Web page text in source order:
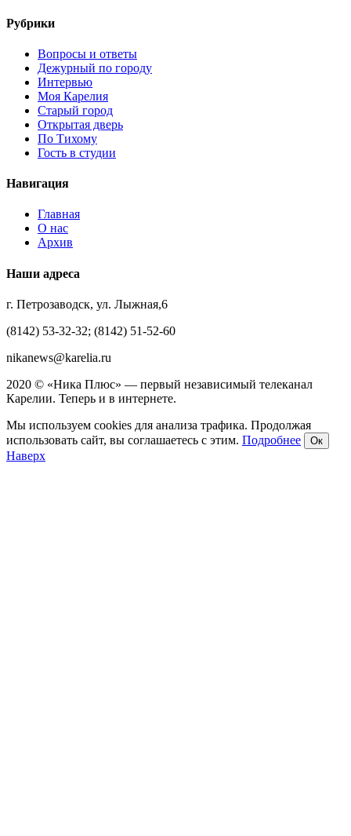
Рубрики
Вопросы и ответы
Дежурный по городу
Интервью
Моя Карелия
Старый город
Открытая дверь
По Тихому
Гость в студии
Навигация
Главная
О нас
Архив
Наши адреса
г. Петрозаводск, ул. Лыжная,6
(8142) 53-32-32; (8142) 51-52-60
nikanews@karelia.ru
2020 © «Ника Плюс» — первый независимый телеканал
Карелии. Теперь и в интернете.
Мы используем cookies для анализа трафика. Продолжая
использовать сайт, вы соглашаетесь с этим. Подробнее Ок
Наверх